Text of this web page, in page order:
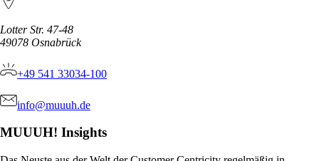
Lotter Str. 47-48
49078 Osnabrück
+49 541 33034-100
info@muuuh.de
MUUUH! Insights